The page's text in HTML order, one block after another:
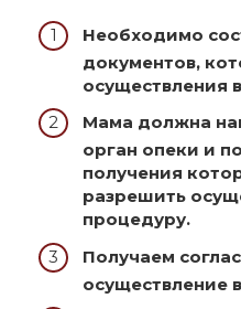
Необходимо
документов,
осуществления
Мама должна
орган опеки и
получения
разрешить
процедуру.
Получаем
осуществление